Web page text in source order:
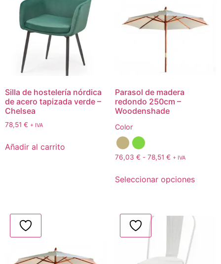
Silla de hostelería nórdica
de acero tapizada verde –
Chelsea
78,51 € + IVA
Añadir al carrito
Parasol de madera
redondo 250cm –
Woodenshade
Color
76,03 € - 78,51 € + IVA
Seleccionar opciones